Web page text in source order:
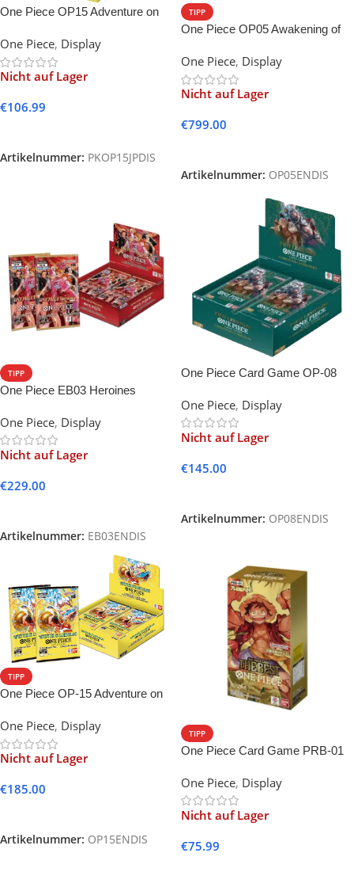
One Piece OP15 Adventure on
Japanisch
One Piece, Display
Nicht auf Lager
€106.99
Artikelnummer: PKOP15JPDIS
TIPP
One Piece OP05 Awakening of
One Piece, Display
Nicht auf Lager
€799.00
Artikelnummer: OP05ENDIS
TIPP
One Piece EB03 Heroines
One Piece, Display
Nicht auf Lager
€229.00
Artikelnummer: EB03ENDIS
One Piece Card Game OP-08
(English)
One Piece, Display
Nicht auf Lager
€145.00
Artikelnummer: OP08ENDIS
TIPP
One Piece OP-15 Adventure on
One Piece, Display
Nicht auf Lager
€185.00
Artikelnummer: OP15ENDIS
TIPP
One Piece Card Game PRB-01
(Japanese)
One Piece, Display
Nicht auf Lager
€75.99